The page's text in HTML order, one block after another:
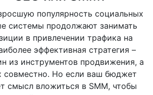
популярность социальных
системы продолжают занимать
в привлечении трафика на
эффективная стратегия –
из инструментов продвижения, а
совместно. Но если ваш бюджет
смысл вложиться в SMM, чтобы